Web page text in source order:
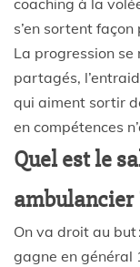
coaching à la
s’en sortent
La progression se
partagés,
qui aiment sortir
en compétences
Quel est le
ambulancier
On va droit au but
gagne en général